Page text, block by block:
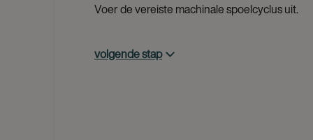
Voer de vereiste machinale spoelcyclus uit.
volgende stap